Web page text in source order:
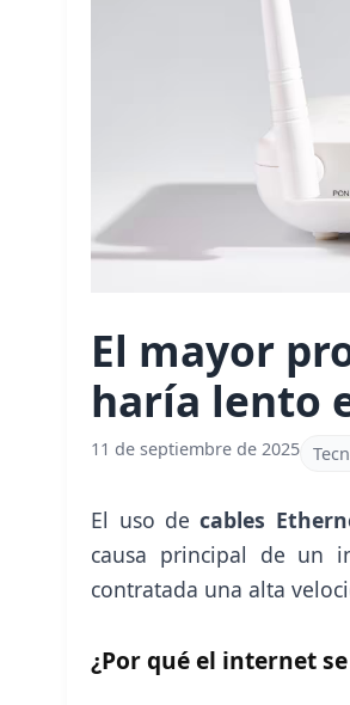
El mayor
haría lento
11 de septiembre de 2025
El uso decables
causa principal de un
contratada una alta
¿Por qué el internet